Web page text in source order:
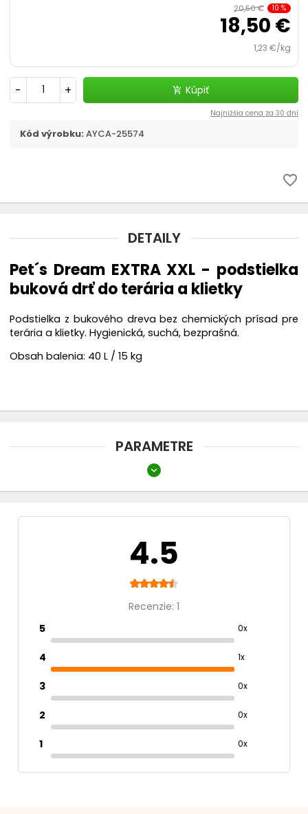
20,50 € 10 %
18,50 €
1,23 €/kg
- + add_shopping_cart Kúpiť
Najnižšia cena za 30 dní
Kód výrobku: AYCA-25574
favorite_border
DETAILY
Pet´s Dream EXTRA XXL - podstielka
buková drť do terária a klietky
Podstielka z bukového dreva bez chemických prísad pre
terária a klietky. Hygienická, suchá, bezprašná.
Obsah balenia: 40 L / 15 kg
PARAMETRE
expand_more
4.5
Recenzie: 1
5
0x
4 1x
3 0x
2 0x
1 0x